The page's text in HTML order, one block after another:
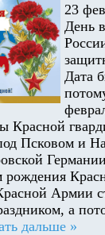
23
День
Дата
Красной
Псковом и
рождения
Армии
а
дальше »